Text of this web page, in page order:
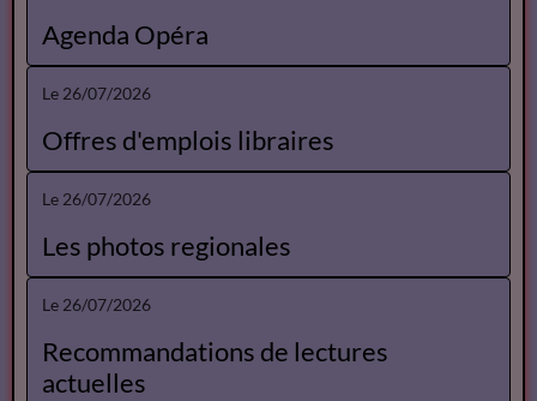
Agenda Opéra
Le 26/07/2026
Offres d'emplois libraires
Le 26/07/2026
Les photos regionales
Le 26/07/2026
Recommandations de lectures
actuelles